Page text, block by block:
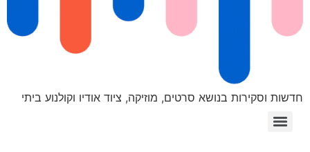
חדשות וסקירות בנושא סרטים, מוזיקה, ציוד אודיו וקולנוע ביתי